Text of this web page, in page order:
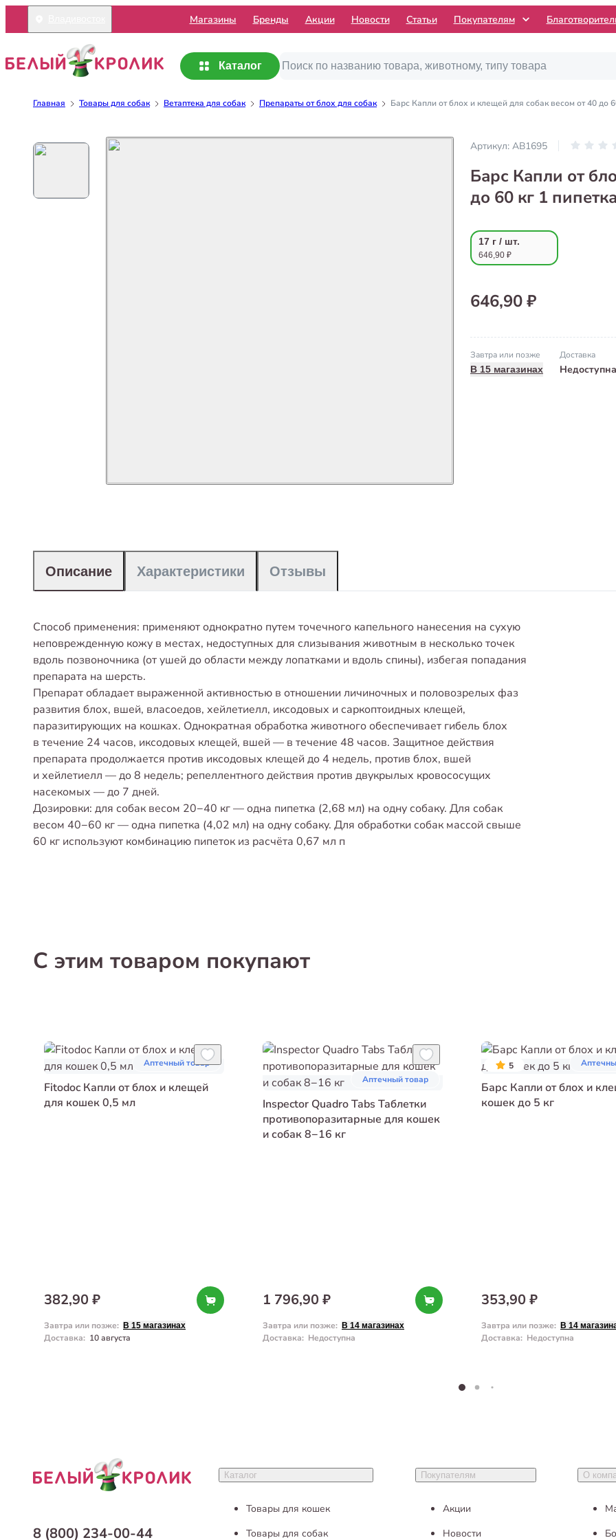
Mагазины Бренды Акции Новости Статьи Покупателям
Каталог
Главная Товары для собак Ветаптека для собак Препараты от блох для собак Барс Капли от блох и клещей для собак весом от 40 до
Артикул: AB1695
Барс Капли от
до 60 кг 1
17 г / шт.
646,90 ₽
646,90 ₽
Завтра или позже
В 15 магазинах
Доставка
Недоступна
Описание Характеристики Отзывы
Способ применения: применяют однократно путем точечного капельного нанесения на сухую
неповрежденную кожу в местах, недоступных для слизывания животным в несколько точек
вдоль позвоночника (от ушей до области между лопатками и вдоль спины), избегая попадания
препарата на шерсть.
Препарат обладает выраженной активностью в отношении личиночных и половозрелых фаз
развития блох, вшей, власоедов, хейлетиелл, иксодовых и саркоптоидных клещей,
паразитирующих на кошках. Однократная обработка животного обеспечивает гибель блох
в течение 24 часов, иксодовых клещей, вшей — в течение 48 часов. Защитное действия
препарата продолжается против иксодовых клещей до 4 недель, против блох, вшей
и хейлетиелл — до 8 недель; репеллентного действия против двукрылых кровососущих
насекомых — до 7 дней.
Дозировки: для собак весом 20−40 кг — одна пипетка (2,68 мл) на одну собаку. Для собак
весом 40−60 кг — одна пипетка (4,02 мл) на одну собаку. Для обработки собак массой свыше
60 кг используют комбинацию пипеток из расчёта 0,67 мл п
С этим товаром покупают
Аптечный товар
Fitodoc Капли от блох и клещей
для кошек 0,5 мл
382,90 ₽
Завтра или позже: В 15 магазинах
Доставка: 10 августа
Аптечный товар
Inspector Quadro Tabs Таблетки
противопоразитарные для кошек
и собак 8−16 кг
1 796,90 ₽
Завтра или позже: В 14 магазинах
Доставка: Недоступна
5
Барс Капли от блох и
кошек до 5 кг
353,90 ₽
Завтра или позже: В 14
Доставка: Недоступна
8 (800) 234-00-44
Каталог
Товары для кошек
Товары для собак
Покупателям
Акции
Новости
О